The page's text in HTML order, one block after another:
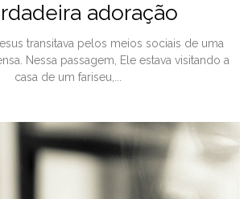
adoração
transitava pelos meios sociais de uma
Nessa passagem, Ele estava visitando a
casa de um fariseu,...